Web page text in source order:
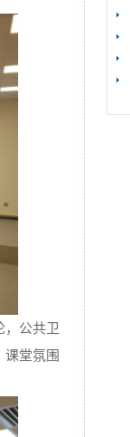
，公共卫
堂氛围